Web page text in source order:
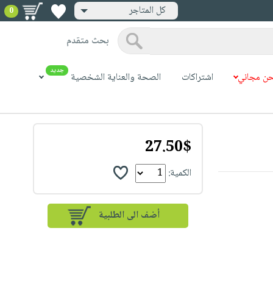
كل المتاجر 0
بحث متقدم
مجاني اشتراكات الصحة والعناية الشخصية جديد
27.50$
الكمية: